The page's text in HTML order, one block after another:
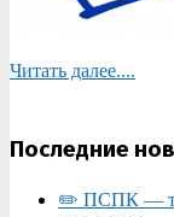
Читать далее....
Последние
✏️ ПСПК —